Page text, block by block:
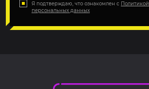
Я подтверждаю, что ознакомлен с
персональных данных